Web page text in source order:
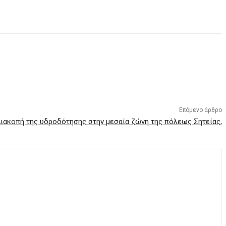
Επόμενο άρθρο
της υδροδότησης στην μεσαία ζώνη της πόλεως Σητείας,